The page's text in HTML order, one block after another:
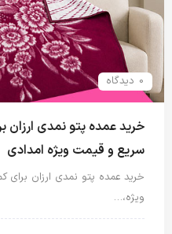
0 دیدگاه
خرید عمده پتو نمدی ارزان
سریع و قیمت ویژه امدادی
خرید عمده پتو نمدی ارزان برای
ویژه،…